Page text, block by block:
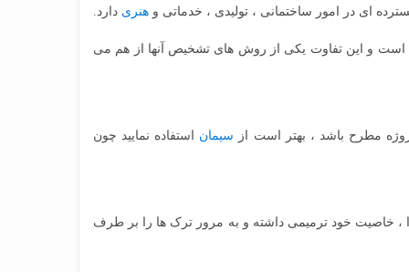
ای در امور ساختمانی ، تولیدی ، خدماتی و هنری دارد.
است و این تفاوت یکی از روش های تشخیص آنها از هم می
مطرح باشد ، بهتر است از سیمان استفاده نمایید چون
خاصیت خود ترمیمی داشته و به مرور ترک ها را بر طرف